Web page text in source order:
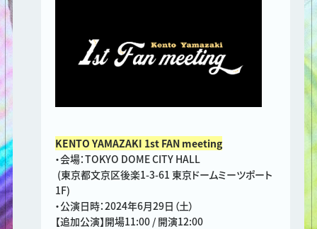
KENTO YAMAZAKI 1st FAN meeting
・会場：TOKYO DOME CITY HALL
(東京都文京区後楽1-3-61 東京ドームミーツポート
1F)
・公演日時：2024年6月29日（土）
【追加公演】開場11:00 / 開演12:00